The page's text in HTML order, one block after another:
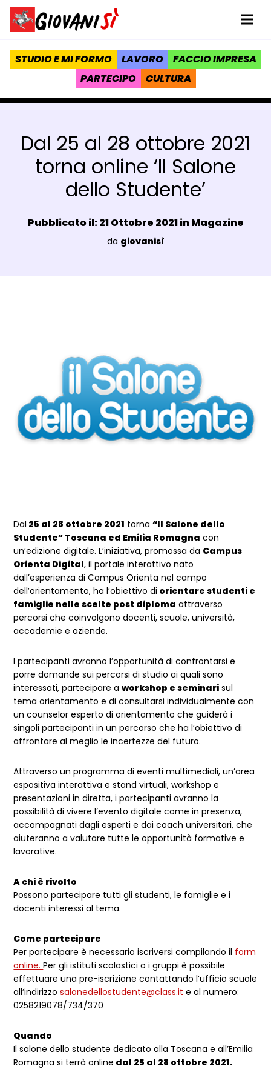
Vai al contenuto
Homepage Giovanisì - Progetto della Regione Toscana
STUDIO E MI FORMO LAVORO
FACCIO IMPRESA
PARTECIPO
CULTURA
Dal 25 al 28 ottobre 2021
torna online ‘Il Salone
dello Studente’
Data e ora:
Pubblicato il: 21 Ottobre 2021 inMagazine
Luogo:
da giovanisì
Dal 25 al 28 ottobre 2021 torna“Il Salone dello
Studente” Toscana ed Emilia Romagna con
un’edizione digitale. L’iniziativa, promossa da Campus
Orienta Digital, il portale interattivo nato
dall’esperienza di Campus Orienta nel campo
dell’orientamento, ha l’obiettivo di orientare studenti e
famiglie nelle scelte post diploma attraverso
percorsi che coinvolgono docenti, scuole, università,
accademie e aziende.
I partecipanti avranno l’opportunità di confrontarsi e
porre domande sui percorsi di studio ai quali sono
interessati, partecipare aworkshop e seminari sul
tema orientamento e di consultarsi individualmente con
un counselor esperto di orientamento che guiderà i
singoli partecipanti in un percorso che ha l’obiettivo di
affrontare al meglio le incertezze del futuro.
Attraverso un programma di eventi multimediali, un’area
espositiva interattiva e stand virtuali, workshop e
presentazioni in diretta, i partecipanti avranno la
possibilità di vivere l’evento digitale come in presenza,
accompagnati dagli esperti e dai coach universitari, che
aiuteranno a valutare tutte le opportunità formative e
lavorative.
A chi è rivolto
Possono partecipare tutti gli studenti, le famiglie e i
docenti interessi al tema.
Come partecipare
Per partecipare è necessario iscriversi compilando il form
online.Per gli istituti scolastici o i gruppi è possibile
effettuare una pre-iscrizione contattando l’ufficio scuole
all’indirizzosalonedellostudente@class.it e al numero:
0258219078/734/370
Quando
Il salone dello studente dedicato alla Toscana e all’Emilia
Romagna si terrà online dal 25 al 28 ottobre 2021.